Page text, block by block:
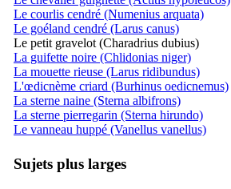
Le courlis cendré (Numenius arquata)
Le goéland cendré (Larus canus)
Le petit gravelot (Charadrius dubius)
La guifette noire (Chlidonias niger)
La mouette rieuse (Larus ridibundus)
L'œdicnème criard (Burhinus oedicnemus)
La sterne naine (Sterna albifrons)
La sterne pierregarin (Sterna hirundo)
Le vanneau huppé (Vanellus vanellus)
Sujets plus larges